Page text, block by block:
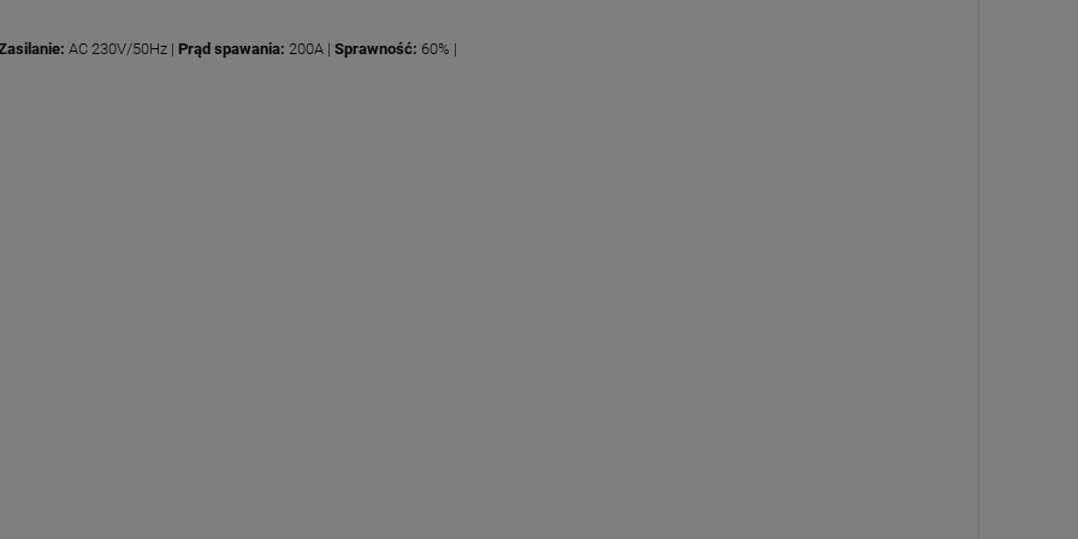
AC 230V/50Hz | Prąd spawania: 200A | Sprawność: 60% |